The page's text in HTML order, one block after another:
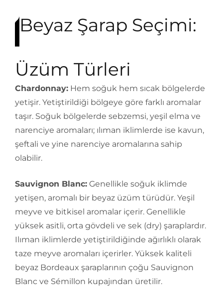
Beyaz Şarap Seçimi:
Üzüm Türleri
Chardonnay: Hem soğuk hem sıcak bölgelerde
yetişir. Yetiştirildiği bölgeye göre farklı aromalar
taşır. Soğuk bölgelerde sebzemsi, yeşil elma ve
narenciye aromaları; ılıman iklimlerde ise kavun,
şeftali ve yine narenciye aromalarına sahip
olabilir.
Sauvignon Blanc: Genellikle soğuk iklimde
yetişen, aromalı bir beyaz üzüm türüdür. Yeşil
meyve ve bitkisel aromalar içerir. Genellikle
yüksek asitli, orta gövdeli ve sek (dry) şaraplardır.
Ilıman iklimlerde yetiştirildiğinde ağırlıklı olarak
taze meyve aromaları içerirler. Yüksek kaliteli
beyaz Bordeaux şaraplarının çoğu Sauvignon
Blanc ve Sémillon kupajından üretilir.